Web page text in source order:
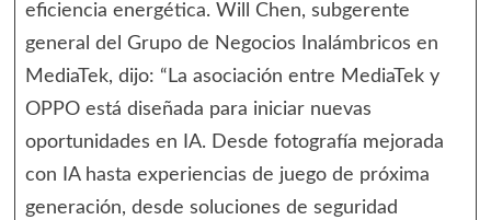
eficiencia energética. Will Chen, subgerente
general del Grupo de Negocios Inalámbricos en
MediaTek, dijo: “La asociación entre MediaTek y
OPPO está diseñada para iniciar nuevas
oportunidades en IA. Desde fotografía mejorada
con IA hasta experiencias de juego de próxima
generación, desde soluciones de seguridad